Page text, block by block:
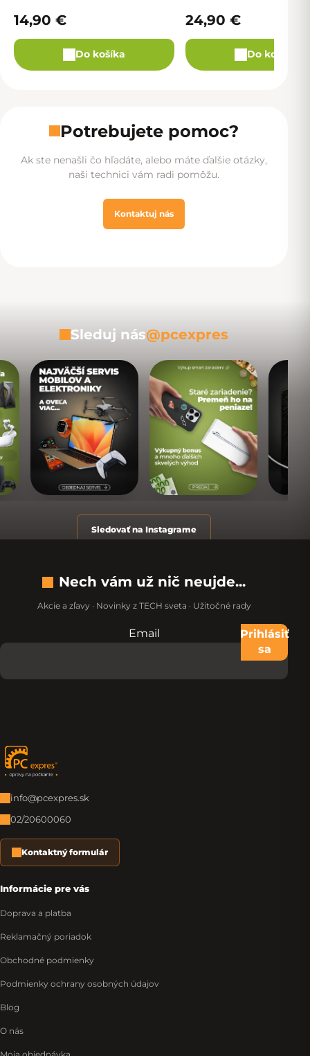
14,90 €
Do košíka
24,90 €
Do košíka
Potrebujete pomoc?
Ak ste nenašli čo hľadáte, alebo máte ďalšie otázky,
naši technici vám radi pomôžu.
Kontaktuj nás
Sleduj nás@pcexpres
Sledovať na Instagrame
Nech vám už nič neujde...
Akcie a zľavy · Novinky z TECH sveta · Užitočné rady
Nevypĺňajte toto pole:
Email
Prihlásiť
sa
Zápätie
info@pcexpres.sk
02/20600060
Kontaktný formulár
Informácie pre vás
Doprava a platba
Reklamačný poriadok
Obchodné podmienky
Podmienky ochrany osobných údajov
Blog
O nás